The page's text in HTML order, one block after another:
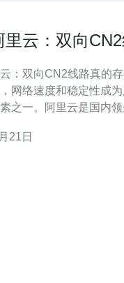
里云：双向
向CN2线路真的存在吗？ 随着
网络速度和稳定性成
之一。阿里云是国内
也有自己的数据中心和
21日